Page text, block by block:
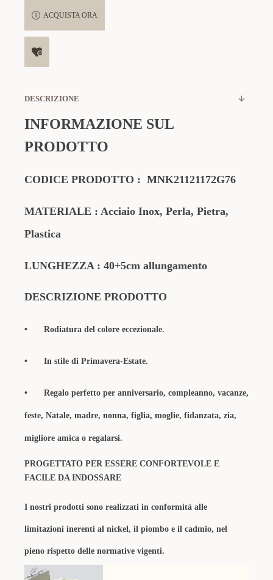
ACQUISTA ORA
DESCRIZIONE
INFORMAZIONE SUL
PRODOTTO
CODICE PRODOTTO : MNK21121172G76
MATERIALE : Acciaio Inox, Perla, Pietra,
Plastica
LUNGHEZZA : 40+5cm allungamento
DESCRIZIONE PRODOTTO
• Rodiatura del colore eccezionale.
• In stile di Primavera-Estate.
• Regalo perfetto per anniversario, compleanno, vacanze,
feste, Natale, madre, nonna, figlia, moglie, fidanzata, zia,
migliore amica o regalarsi.
PROGETTATO PER ESSERE CONFORTEVOLE E
FACILE DA INDOSSARE
I nostri prodotti sono realizzati in conformità alle
limitazioni inerenti al nickel, il piombo e il cadmio, nel
pieno rispetto delle normative vigenti.